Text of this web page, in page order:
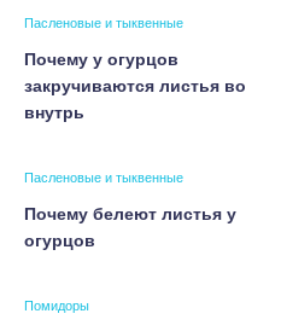
Пасленовые и тыквенные
Почему у огурцов
закручиваются листья во
внутрь
Пасленовые и тыквенные
Почему белеют листья у
огурцов
Помидоры